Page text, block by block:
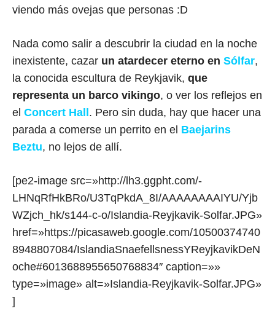
viendo más ovejas que personas :D
Nada como salir a descubrir la ciudad en la noche
inexistente, cazar un atardecer eterno en Sólfar,
la conocida escultura de Reykjavik, que
representa un barco vikingo, o ver los reflejos en
el Concert Hall . Pero sin duda, hay que hacer una
parada a comerse un perrito en el Baejarins
Beztu, no lejos de allí.
[pe2-image src=»http://lh3.ggpht.com/-
LHNqRfHkBRo/U3TqPkdA_8I/AAAAAAAAIYU/Yjb
WZjch_hk/s144-c-o/Islandia-Reyjkavik-Solfar.JPG»
href=»https://picasaweb.google.com/10500374740
8948807084/IslandiaSnaefellsnessYReyjkavikDeN
oche#6013688955650768834″ caption=»»
type=»image» alt=»Islandia-Reyjkavik-Solfar.JPG»
]